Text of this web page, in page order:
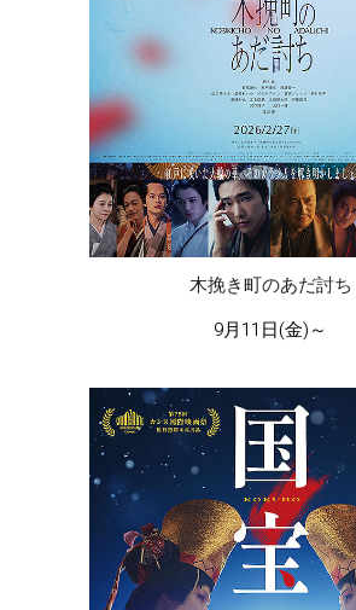
木挽き町のあだ討ち
9月11日(金)～